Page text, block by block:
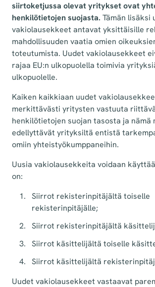
siirtoketjussa olevat yritykset ovat
henkilötietojen suojasta. Tämän lisäksi
vakiolausekkeet antavat yksittäisille
mahdollisuuden vaatia omien
toteutumista. Uudet vakiolausekkeet
rajaa EU:n ulkopuolella toimivia
ulkopuolelle.
Kaiken kaikkiaan uudet
merkittävästi yritysten vastuuta
henkilötietojen suojan tasosta ja nämä
edellyttävät yrityksiltä entistä
omiin yhteistyökumppaneihin.
Uusia vakiolausekkeita voidaan
on:
Siirrot rekisterinpitäjältä toiselle
rekisterinpitäjälle;
Siirrot rekisterinpitäjältä
Siirrot käsittelijältä toiselle
Siirrot käsittelijältä
Uudet vakiolausekkeet vastaavat